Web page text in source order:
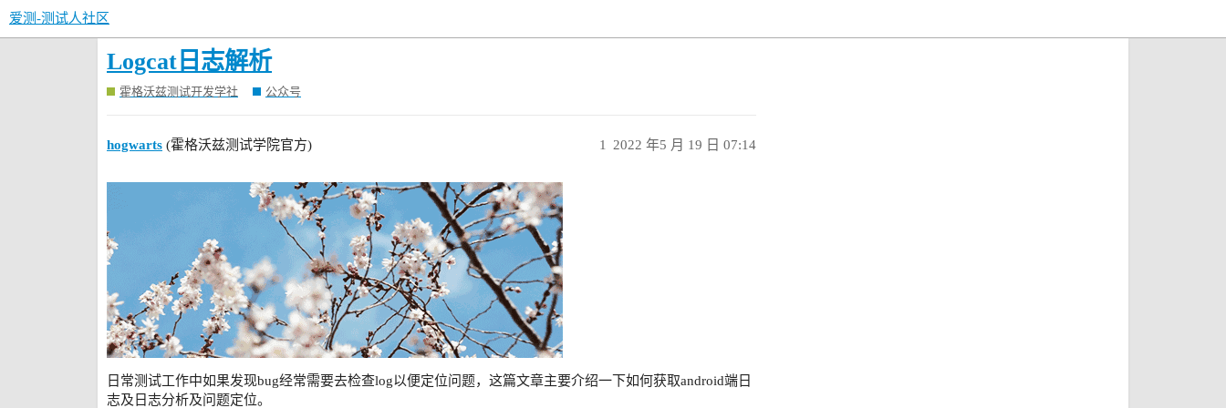
爱测-测试人社区
Logcat日志解析
霍格沃兹测试开发学社 公众号
hogwarts (霍格沃兹测试学院官方) 2022 年5 月 19 日 07:14
1
日常测试工作中如果发现bug经常需要去检查log以便定位问题，这篇文章主要介绍一下如何获取android端日
志及日志分析及问题定位。